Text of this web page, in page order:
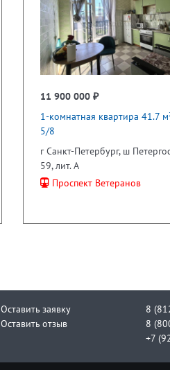
11 900 000 ₽
1-комнатная квартира 41.7
5/8
г Санкт-Петербург, ш
59, лит. А
Проспект Ветеранов
Оставить заявку
Оставить отзыв
8
8
+7